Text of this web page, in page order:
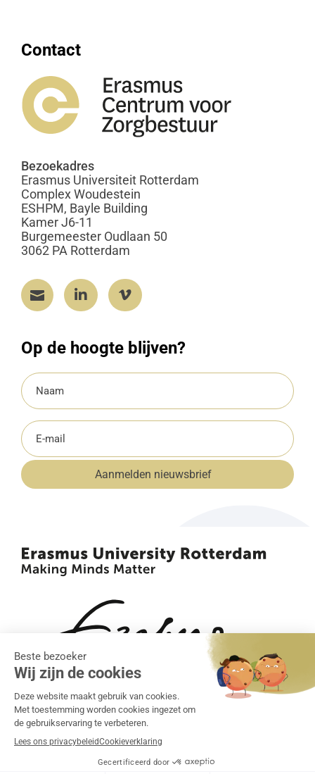
Contact
Bezoekadres
Erasmus Universiteit Rotterdam
Complex Woudestein
ESHPM, Bayle Building
Kamer J6-11
Burgemeester Oudlaan 50
3062 PA Rotterdam
  
Op de hoogte blijven?
Naam
(Vereist)
E-
mailadres
(Vereist) Aanmelden nieuwsbrief
Algemene voorwaarden • Klachtenregeling
statement
Grapefish